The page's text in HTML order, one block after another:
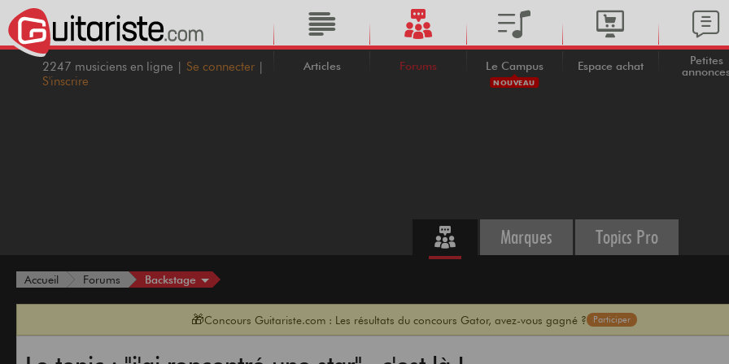
2247 musiciens en ligne | Se connecter |
S'inscrire
Articles Forums Le Campus
NOUVEAU
Espace achat
Petites
Marques Topics Pro
Accueil Forums Backstage
🎁Concours Guitariste.com : Les résultats du concours Gator, avez-vous gagné ? Participer